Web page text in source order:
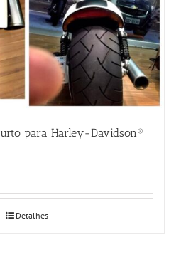
para Harley-Davidson®
Detalhes